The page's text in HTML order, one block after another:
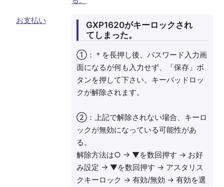
お支払い
GXP1620がキーロックされ
てしまった。
①：＊を長押し後、パスワード入力画
面になるが何も入力せず、「保存」ボ
タンを押して下さい。キーパッドロッ
クが解除されます。
②：上記で解除されない場合、キーロ
ックが無効になっている可能性があ
る。
解除方法は○ → ▼を数回押す → お好
み設定 → ▼を数回押す → アスタリス
クキーロック → 有効/無効 → 有効を選